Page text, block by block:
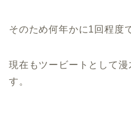
そのため何年かに1回程度
現在もツービートとして
す。